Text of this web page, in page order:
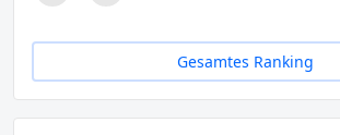
Gesamtes Ranking